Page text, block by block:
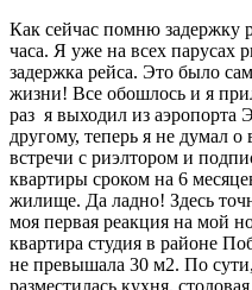
Как сейчас помню задержку
часа. Я уже на всех парусах
задержка рейса. Это было
жизни! Все обошлось и я
раз я выходил из аэропорта
другому, теперь я не думал
встречи с риэлтором и
квартиры сроком на 6
жилище. Да ладно! Здесь
моя первая реакция на мой
квартира студия в районе
не превышала 30 м2. По
разместилась кухня,